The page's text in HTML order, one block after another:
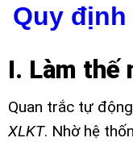
Quy
I. Làm thế
Quan trắc tự
XLKT. Nhờ hệ